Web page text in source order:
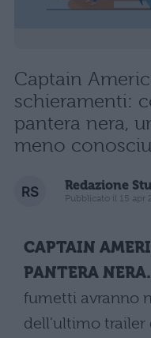
Captain
schieramenti:
pantera nera,
meno
Redazione
Pubblicato il 15 apr
CAPTAIN
PANTERA NERA.
fumetti avranno
dell'ultimo trailer